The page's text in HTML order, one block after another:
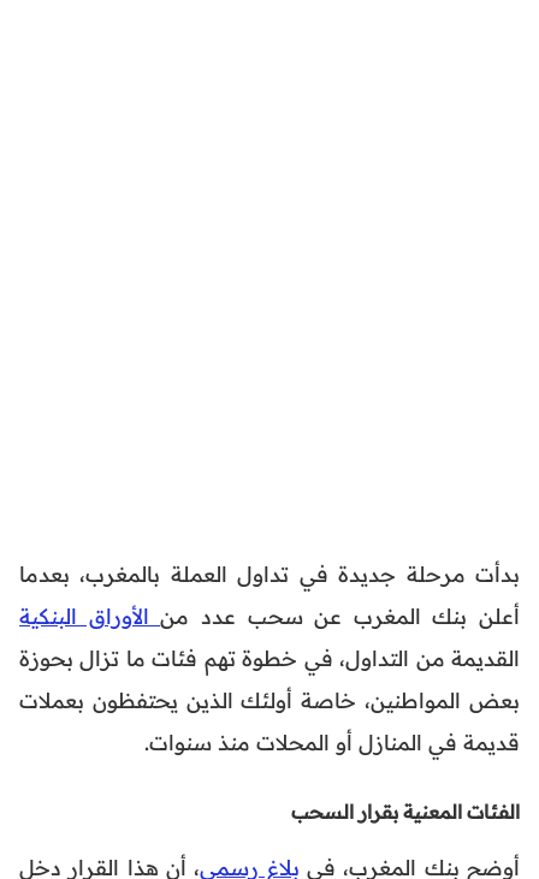
بدأت مرحلة جديدة في تداول العملة بالمغرب، بعدما
أعلن بنك المغرب عن سحب عدد منالأوراق البنكية
القديمة من التداول، في خطوة تهم فئات ما تزال بحوزة
بعض المواطنين، خاصة أولئك الذين يحتفظون بعملات
قديمة في المنازل أو المحلات منذ سنوات.
الفئات المعنية بقرار السحب
أوضح بنك المغرب، في بلاغ رسمي، أن هذا القرار دخل